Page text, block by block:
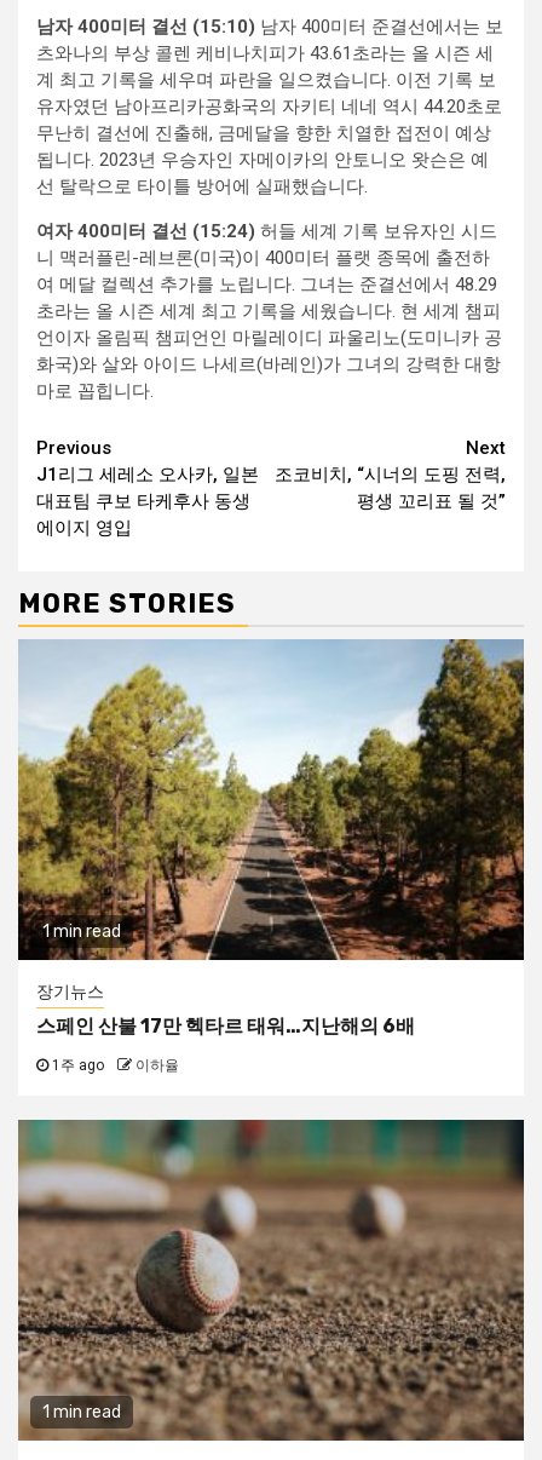
남자 400미터 결선 (15:10) 남자 400미터 준결선에서는 보
츠와나의 부상 콜렌 케비나치피가 43.61초라는 올 시즌 세
계 최고 기록을 세우며 파란을 일으켰습니다. 이전 기록 보
유자였던 남아프리카공화국의 자키티 네네 역시 44.20초로
무난히 결선에 진출해, 금메달을 향한 치열한 접전이 예상
됩니다. 2023년 우승자인 자메이카의 안토니오 왓슨은 예
선 탈락으로 타이틀 방어에 실패했습니다.
여자 400미터 결선 (15:24) 허들 세계 기록 보유자인 시드
니 맥러플린-레브론(미국)이 400미터 플랫 종목에 출전하
여 메달 컬렉션 추가를 노립니다. 그녀는 준결선에서 48.29
초라는 올 시즌 세계 최고 기록을 세웠습니다. 현 세계 챔피
언이자 올림픽 챔피언인 마릴레이디 파울리노(도미니카 공
화국)와 살와 아이드 나세르(바레인)가 그녀의 강력한 대항
마로 꼽힙니다.
Continue
Reading
Previous
J1리그 세레소 오사카, 일본
대표팀 쿠보 타케후사 동생
에이지 영입
Next
조코비치, “시너의 도핑 전력,
평생 꼬리표 될 것”
MORE STORIES
1 min read
장기뉴스
스페인 산불 17만 헥타르 태워…지난해의 6배
1주 ago 이하율
1 min read